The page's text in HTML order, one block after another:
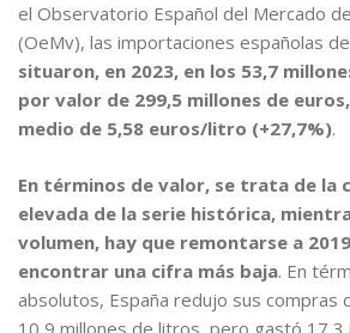
el Observatorio Español del Mercado
(OeMv), las importaciones españolas
situaron, en 2023, en los 53,7
por valor de 299,5 millones de
medio de 5,58 euros/litro (+27,7%).
En términos de valor, se trata de la
elevada de la serie histórica,
volumen, hay que remontarse a
encontrar una cifra más baja. En
absolutos, España redujo sus compras
10,9 millones de litros, pero gastó 17,3